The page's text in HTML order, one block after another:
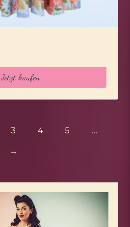
Jetzt kaufen
3 4 5 …
→